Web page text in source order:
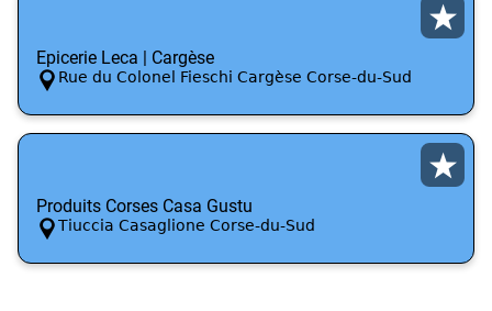
Epicerie Leca | Cargèse
Rue du Colonel Fieschi Cargèse Corse-du-Sud
Produits Corses Casa Gustu
Tiuccia Casaglione Corse-du-Sud